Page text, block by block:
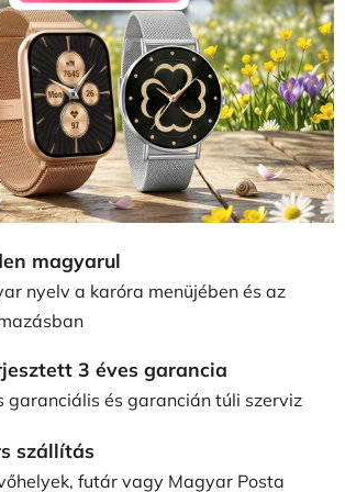
magyarul
nyelv a karóra menüjében és az
3 éves garancia
garanciális és garancián túli szerviz
szállítás
futár vagy Magyar Posta